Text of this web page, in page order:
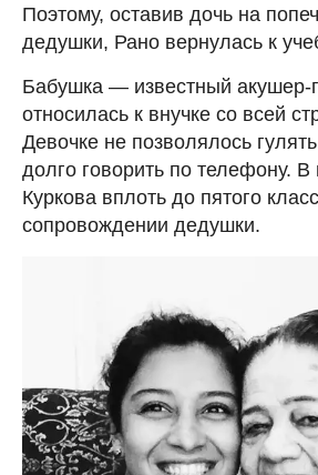
Поэтому, оставив дочь на
дедушки, Рано вернулась к
Бабушка — известный акушер-
относилась к внучке со всей
Девочке не позволялось
долго говорить по телефону.
Куркова вплоть до пятого
сопровождении дедушки.